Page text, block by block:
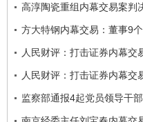
高淳陶瓷重组内幕交易案判
方大特钢内幕交易：董事9
人民财评：打击证券内幕交
人民财评：打击证券内幕交
监察部通报4起党员领导干